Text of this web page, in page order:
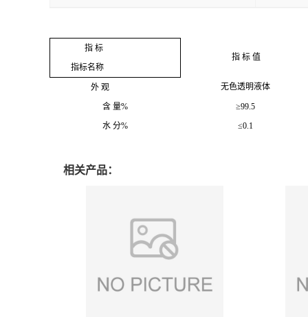
指 标
指标名称
指 标 值
外 观 无色透明液体
含 量% ≥99.5
水 分% ≤0.1
相关产品：